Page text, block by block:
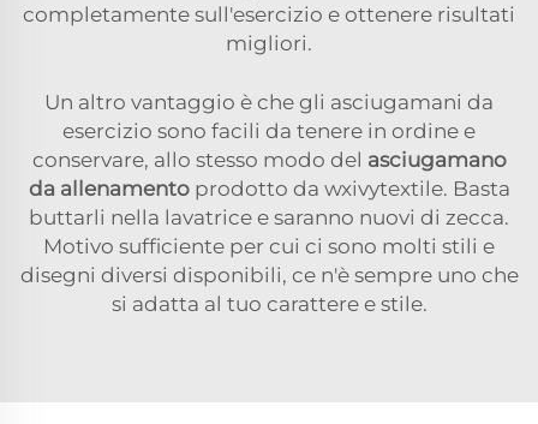
completamente sull'esercizio e ottenere risultati
migliori.
Un altro vantaggio è che gli asciugamani da
esercizio sono facili da tenere in ordine e
conservare, allo stesso modo del asciugamano
da allenamento prodotto da wxivytextile. Basta
buttarli nella lavatrice e saranno nuovi di zecca.
Motivo sufficiente per cui ci sono molti stili e
disegni diversi disponibili, ce n'è sempre uno che
si adatta al tuo carattere e stile.